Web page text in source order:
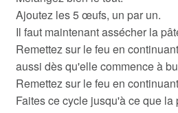
Ajoutez les 5 œufs, un par un.
Il faut maintenant assécher la
Remettez sur le feu en
aussi dès qu'elle commence à
Remettez sur le feu en
Faites ce cycle jusqu'à ce que